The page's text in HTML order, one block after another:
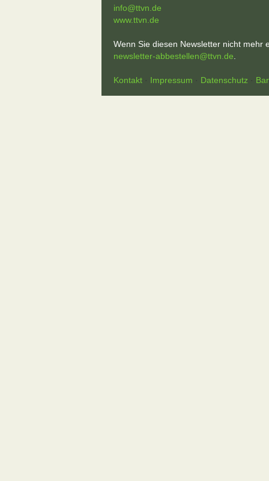
info@ttvn.de
www.ttvn.de
Wenn Sie diesen Newsletter nicht mehr
newsletter-abbestellen@ttvn.de
Kontakt · Impressum · Datenschutz ·